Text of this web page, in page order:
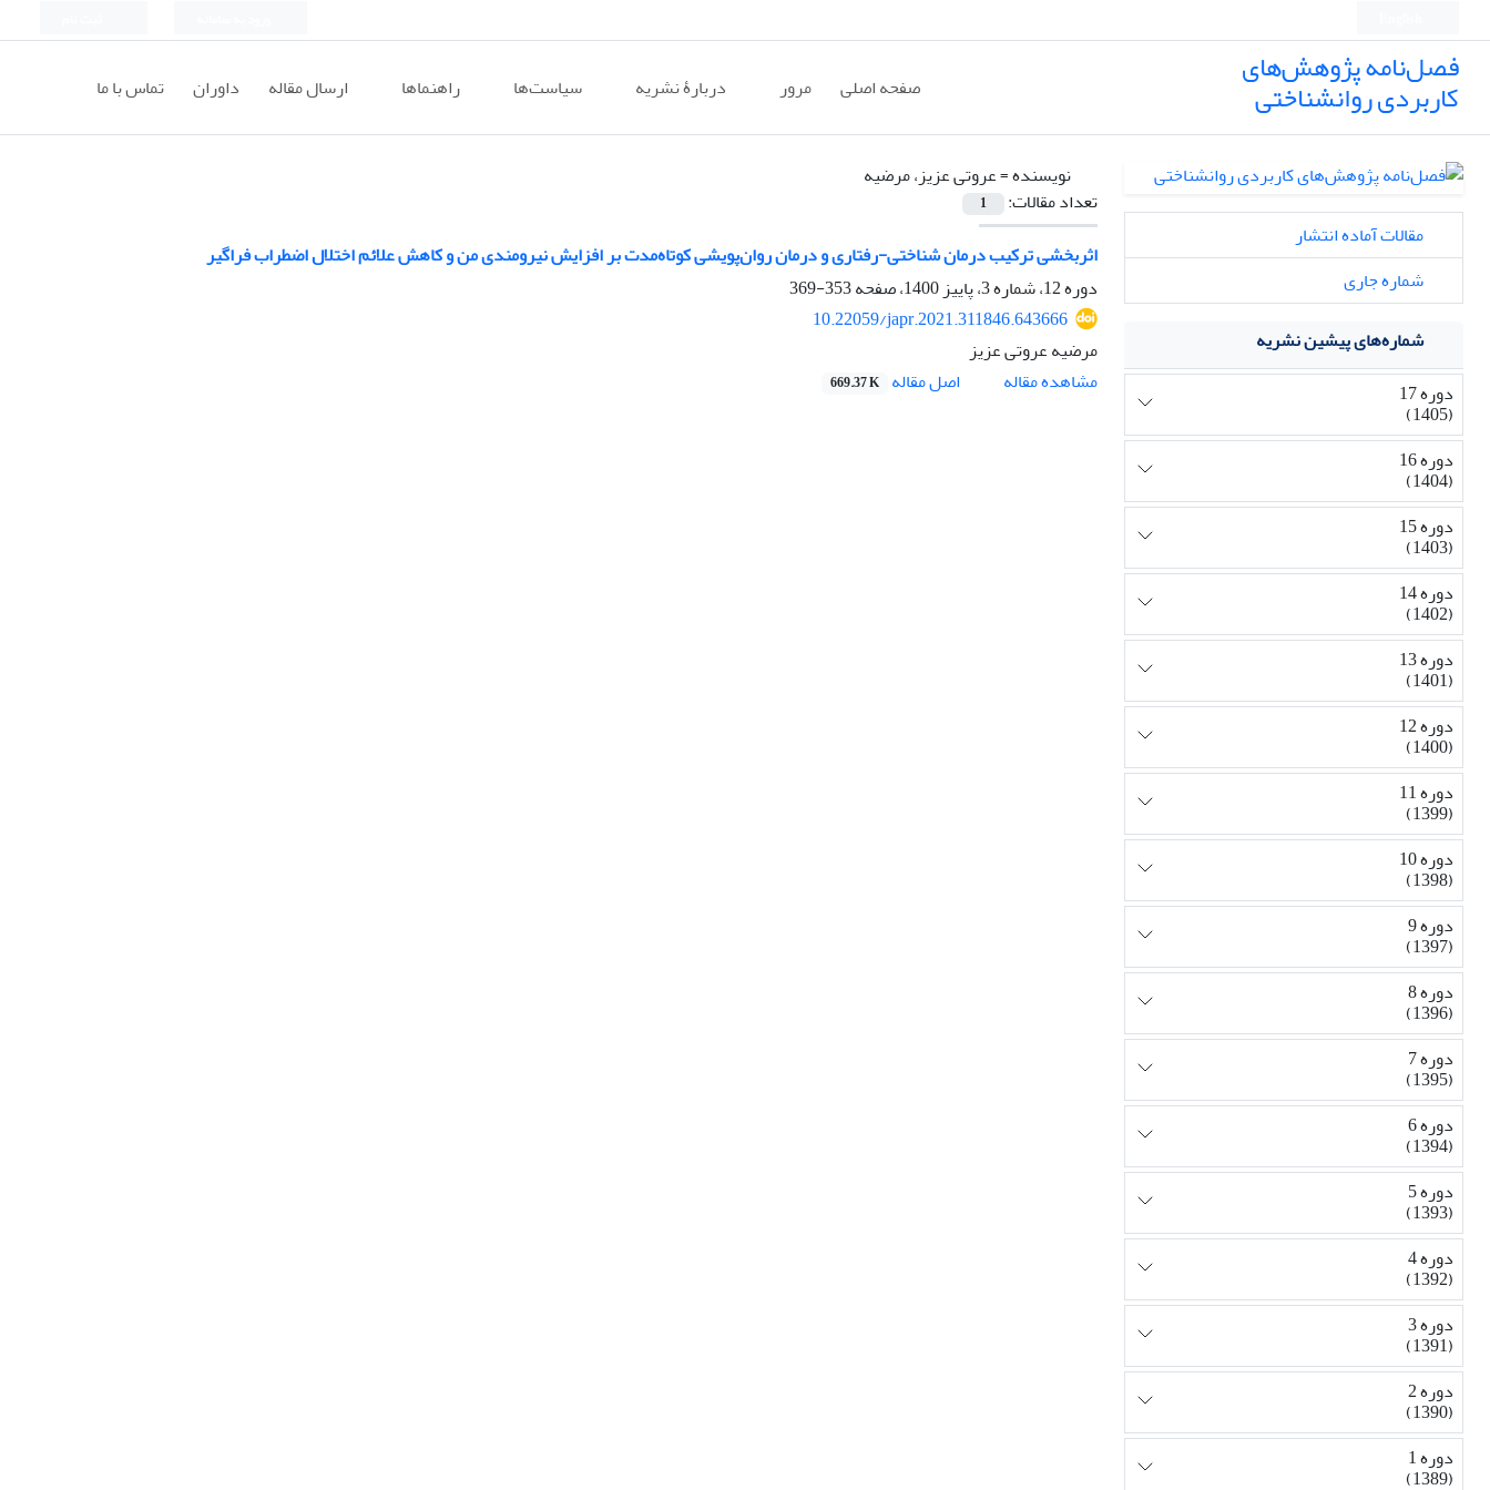
فصل‌نامه پژوهش‌های
کاربردی روانشناختی صفحه اصلی مرور دربارۀ نشریه سیاست‌ها راهنماها ارسال مقاله داوران تماس با ما
نویسنده =عروتی عزیز، مرضیه
تعداد مقالات:
1
اثربخشی ترکیب درمان ‌شناختی-رفتاری و درمان روان‌پویشی کوتاه‌مدت بر افزایش نیرومندی من و کاهش علائم اختلال اضطراب فراگیر
دوره 12، شماره 3، پاییز 1400، صفحه
353-369
10.22059/japr.2021.311846.643666
مرضیه عروتی عزیز
مشاهده مقاله
اصل مقاله 669.37 K
مقالات آماده انتشار
شماره جاری
شماره‌های پیشین نشریه
دوره 17
(1405)
دوره 16
(1404)
دوره 15
(1403)
دوره 14
(1402)
دوره 13
(1401)
دوره 12
(1400)
دوره 11
(1399)
دوره 10
(1398)
دوره 9
(1397)
دوره 8
(1396)
دوره 7
(1395)
دوره 6
(1394)
دوره 5
(1393)
دوره 4
(1392)
دوره 3
(1391)
دوره 2
(1390)
دوره 1
(1389)